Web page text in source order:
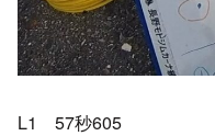
L1 57秒605